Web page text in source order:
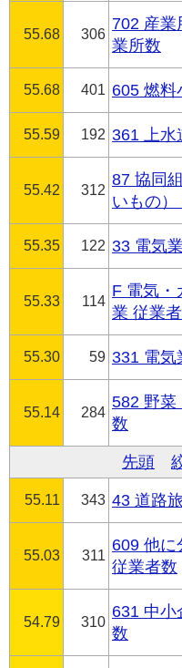
55.68 306
702 産業
業所数
55.68 401 605 燃料
55.59 192 361 上水
55.42 312
87 協同
いもの）
55.35 122 33 電気
55.33 114
F 電気・
業 従業
55.30 59 331 電気
55.14 284
582 野菜
数
先頭
55.11 343 43 道路
55.03 311
609 他に
従業者数
54.79 310
631 中小
数